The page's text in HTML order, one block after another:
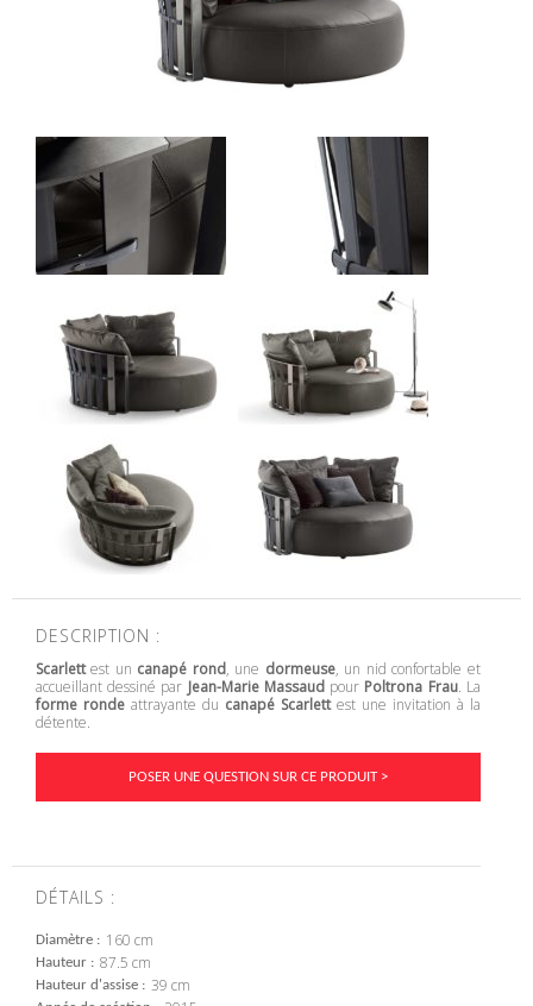
DESCRIPTION :
Scarlettest un canapé rond, une dormeuse, un nid confortable et
accueillant dessiné par Jean-Marie Massaudpour Poltrona Frau. La
forme rondeattrayante du canapé Scarlettest une invitation à la
détente.
POSER UNE QUESTION SUR CE PRODUIT >
DÉTAILS :
Diamètre 160 cm
Hauteur 87.5 cm
Hauteur d'assise 39 cm